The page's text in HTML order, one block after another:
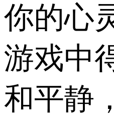
你的心
游戏中
和平静